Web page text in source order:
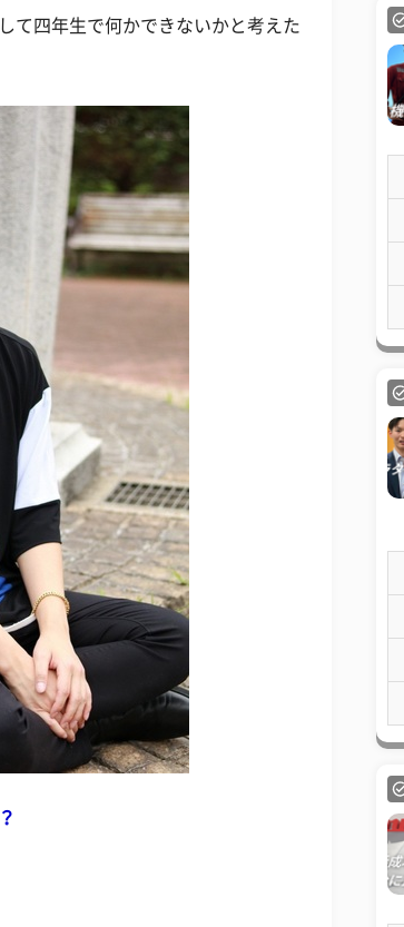
て四年生で何かできないかと考えた